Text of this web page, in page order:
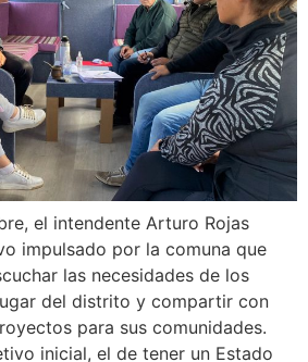
el intendente Arturo Rojas
impulsado por la comuna que
las necesidades de los
del distrito y compartir con
para sus comunidades.
inicial, el de tener un Estado